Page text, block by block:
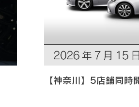
【神奈川】5店舗同時